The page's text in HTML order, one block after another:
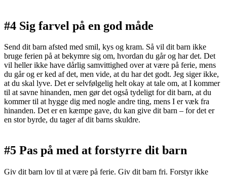
#4 Sig farvel på en god måde
Send dit barn afsted med smil, kys og kram. Så vil dit barn ikke
bruge ferien på at bekymre sig om, hvordan du går og har det. Det
vil heller ikke have dårlig samvittighed over at være på ferie, mens
du går og er ked af det, men vide, at du har det godt. Jeg siger ikke,
at du skal lyve. Det er selvfølgelig helt okay at tale om, at I kommer
til at savne hinanden, men gør det også tydeligt for dit barn, at du
kommer til at hygge dig med nogle andre ting, mens I er væk fra
hinanden. Det er en kæmpe gave, du kan give dit barn – for det er
en stor byrde, du tager af dit barns skuldre.
#5 Pas på med at forstyrre dit barn
Giv dit barn lov til at være på ferie. Giv dit barn fri. Forstyr ikke